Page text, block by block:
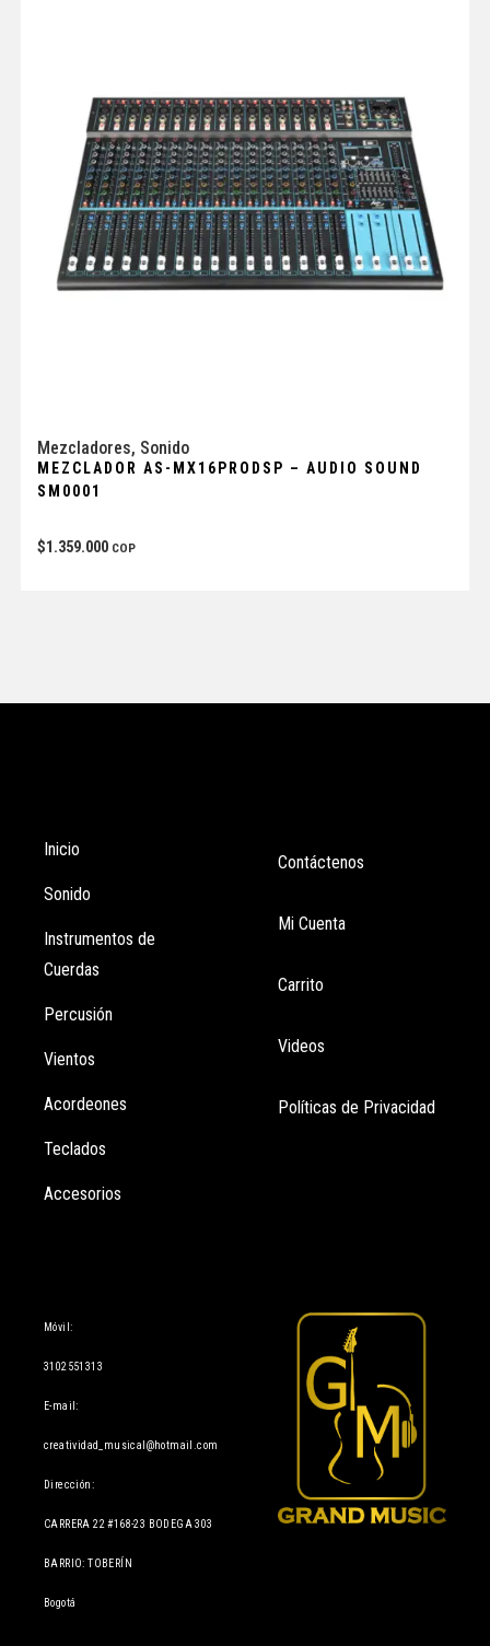
Mezcladores, Sonido
MEZCLADOR AS-MX16PRODSP – AUDIO SOUND
SM0001
$1.359.000 COP
Inicio
Sonido
Instrumentos de
Cuerdas
Percusión
Vientos
Acordeones
Teclados
Accesorios
Contáctenos
Mi Cuenta
Carrito
Videos
Políticas de Privacidad
Móvil:
3102551313
E-mail:
creatividad_musical@hotmail.com
Dirección:
CARRERA 22 #168-23 BODEGA 303
BARRIO: TOBERÍN
Bogotá